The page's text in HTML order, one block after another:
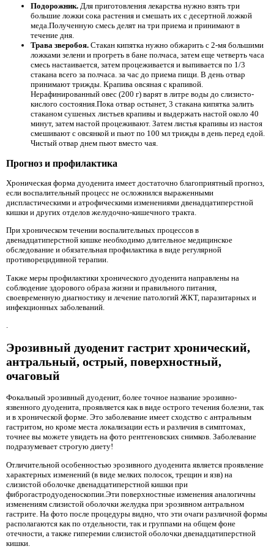
Подорожник. Для приготовления лекарства нужно взять три
большие ложки сока растения и смешать их с десертной ложкой
меда.Полученную смесь делят на три приема и принимают в
течение дня.
Трава зверобоя. Стакан кипятка нужно обжарить с 2-мя большими
ложками зелени и прогреть в бане полчаса, затем еще четверть часа
смесь настаивается, затем процеживается и выпивается по 1/3
стакана всего за полчаса. за час до приема пищи. В день отвар
принимают трижды. Крапива овсяная с крапивой.
Нерафинированный овес (200 г) варят в литре воды до слизисто-
кислого состояния.Пока отвар остынет, 3 стакана кипятка залить
стаканом сушеных листьев крапивы и выдержать настой около 40
минут, затем настой процеживают. Затем листья крапивы из настоя
смешивают с овсянкой и пьют по 100 мл трижды в день перед едой.
Чистый отвар днем ​​пьют вместо чая.
Прогноз и профилактика
Хроническая форма дуоденита имеет достаточно благоприятный прогноз,
если воспалительный процесс не осложнился выраженными
диспластическими и атрофическими изменениями двенадцатиперстной
кишки и других отделов желудочно-кишечного тракта.
При хроническом течении воспалительных процессов в
двенадцатиперстной кишке необходимо длительное медицинское
обследование и обязательная профилактика в виде регулярной
противорецидивной терапии.
Также меры профилактики хронического дуоденита направлены на
соблюдение здорового образа жизни и правильного питания,
своевременную диагностику и лечение патологий ЖКТ, паразитарных и
инфекционных заболеваний.
.
Эрозивный дуоденит гастрит хронический,
антральный, острый, поверхностный,
очаговый
Фокальный эрозивный дуоденит, более точное название эрозивно-
язвенного дуоденита, проявляется как в виде острого течения болезни, так
и в хронической форме. Это заболевание имеет сходство с антральным
гастритом, но кроме места локализации есть и различия в симптомах,
точнее вы можете увидеть на фото рентгеновских снимков. Заболевание
подразумевает строгую диету!
Отличительной особенностью эрозивного дуоденита является проявление
характерных изменений (в виде мелких полосок, трещин и язв) на
слизистой оболочке двенадцатиперстной кишки при
фиброгастродуоденоскопии.Эти поверхностные изменения аналогичны
изменениям слизистой оболочки желудка при эрозивном антральном
гастрите. На фото после процедуры видно, что эти очаги различной формы
располагаются как по отдельности, так и группами на общем фоне
отечности, а также гиперемии слизистой оболочки двенадцатиперстной
кишки.